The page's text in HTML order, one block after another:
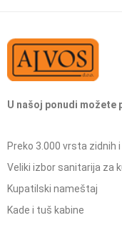
U našoj ponudi možete
Preko 3.000 vrsta zidnih
Veliki izbor sanitarija za
Kupatilski nameštaj
Kade i tuš kabine